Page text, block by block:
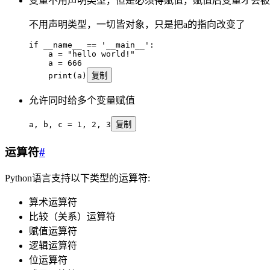
不用声明类型，一切皆对象，只是把a的指向改变了
if __name__ == ' __main__ ' :
    a
= " hello world! "
    a
= 666
    print
( a ) 复制
允许同时给多个变量赋值
a , b , c = 1 , 2 , 3 复制
运算符#
Python语言支持以下类型的运算符:
算术运算符
比较（关系）运算符
赋值运算符
逻辑运算符
位运算符